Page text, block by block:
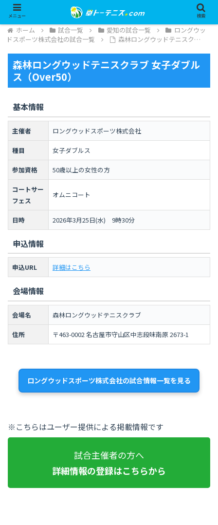
ホーム 試合一覧 愛知の試合一覧
ロングウッ
ドスポーツ株式会社の試合一覧
森林ロングウッドテニスク…
森林ロングウッドテニスクラブ 女子ダブル
ス（Over50）
基本情報
主催者 ロングウッドスポーツ株式会社
種目 女子ダブルス
参加資格 50歳以上の女性の方
コートサー
フェス
オムニコート
日時 2026年3月25日(水) 9時30分
申込情報
申込URL 詳細はこちら
会場情報
会場名 森林ロングウッドテニスクラブ
住所 〒463-0002 名古屋市守山区中志段味南原 2673-1
ロングウッドスポーツ株式会社の試合情報一覧を見る
※こちらはユーザー提供による掲載情報です
試合主催者の方へ
詳細情報の登録はこちらから
メニュー 検索